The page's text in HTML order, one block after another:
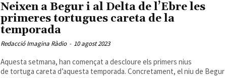
Neixen a Begur i al Delta de l’Ebre les
primeres tortugues careta de la
temporada
Redacció Imagina Ràdio - 10 agost 2023
Aquesta setmana, han començat a descloure els primers nius
de tortuga careta d’aquesta temporada. Concretament, el niu de Begur